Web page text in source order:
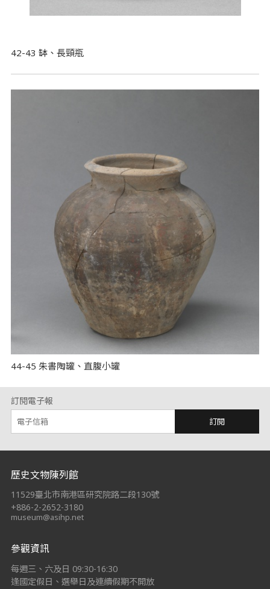
42-43 缽、長頸瓶
44-45 朱書陶罐、直腹小罐
訂閱電子報
訂閱
:::
歷史文物陳列館
11529臺北市南港區研究院路二段130號
+886-2-2652-3180
museum@asihp.net
參觀資訊
每週三、六及日 09:30-16:30
逢國定假日、選舉日及連續假期不開放